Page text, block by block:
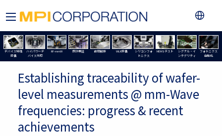
デバイス特性
評価
ハイパワーデ
バイス対応
RF-mmW 設計検証 故障解析 WLR評価
シリコンフォ
トニクス
MEMSテスト
シグナル・イ
ンテグリティ
フォトニクス
自動化
Establishing traceability of wafer-
level measurements @ mm-Wave
frequencies: progress & recent
achievements